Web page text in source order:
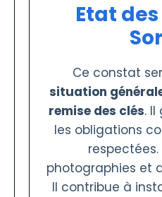
Etat
Ce constat
situation
remise des clés.
les obligations
photographies et
Il contribue à